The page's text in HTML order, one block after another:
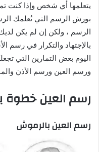
يتعلمها أي شخص وإذا كنت
بورش الرسم التي تُعلمك
الرسم ، ولكن إن لم يكن
بالإجتهاد والتكرار في رسم
اليوم بعض التمارين التي
ورسم العين ورسم الأذن
رسم العين خطوة
رسم العين بالرموش